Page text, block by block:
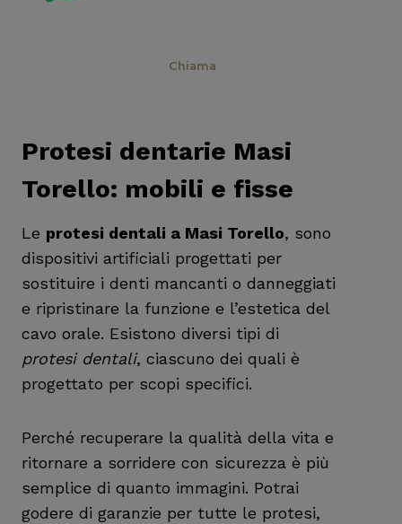
Chiama
Protesi dentarie Masi
Torello: mobili e fisse
Le protesi dentali a Masi Torello, sono
dispositivi artificiali progettati per
sostituire i denti mancanti o danneggiati
e ripristinare la funzione e l’estetica del
cavo orale. Esistono diversi tipi di
protesi dentali, ciascuno dei quali è
progettato per scopi specifici.
Perché recuperare la qualità della vita e
ritornare a sorridere con sicurezza è più
semplice di quanto immagini. Potrai
godere di garanzie per tutte le protesi,